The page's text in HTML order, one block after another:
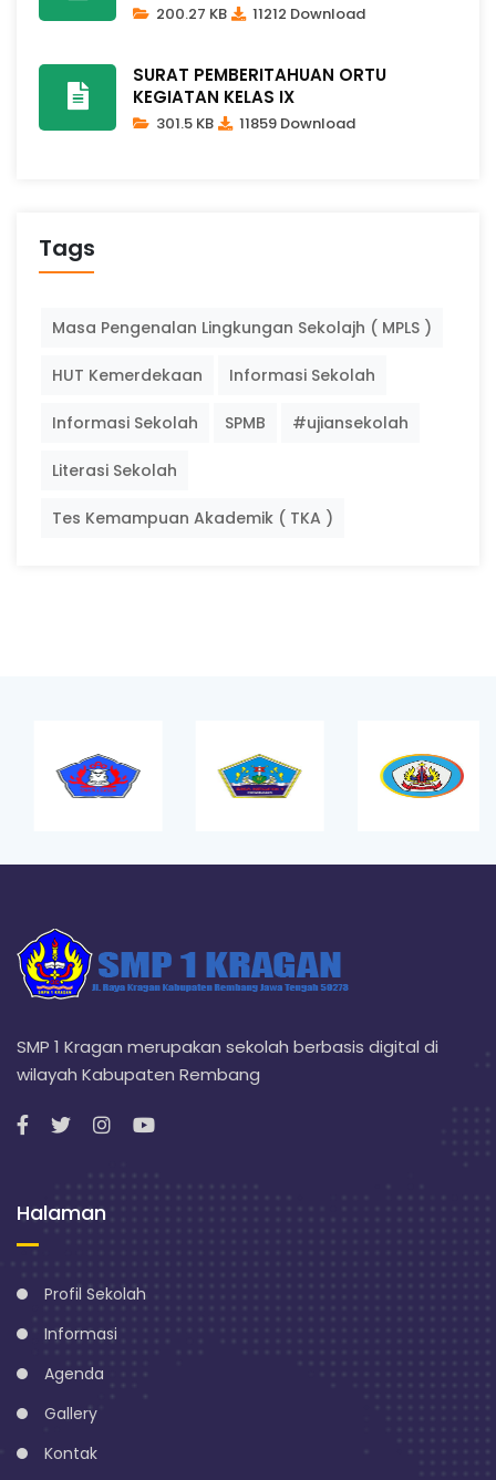
200.27 KB 11212 Download
SURAT PEMBERITAHUAN ORTU
KEGIATAN KELAS IX
301.5 KB 11859 Download
Tags
Masa Pengenalan Lingkungan Sekolajh ( MPLS )
HUT Kemerdekaan Informasi Sekolah
Informasi Sekolah SPMB #ujiansekolah
Literasi Sekolah
Tes Kemampuan Akademik ( TKA )
SMP 1 Kragan merupakan sekolah berbasis digital di
wilayah Kabupaten Rembang
Halaman
Profil Sekolah
Informasi
Agenda
Gallery
Kontak